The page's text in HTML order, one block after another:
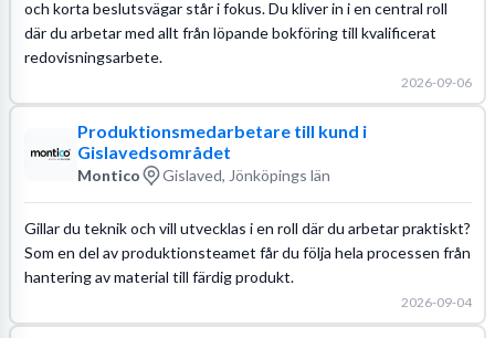
och korta beslutsvägar står i fokus. Du kliver in i en central roll
där du arbetar med allt från löpande bokföring till kvalificerat
redovisningsarbete.
2026-09-06
Produktionsmedarbetare till kund i
Gislavedsområdet
Montico Gislaved, Jönköpings län
Gillar du teknik och vill utvecklas i en roll där du arbetar praktiskt?
Som en del av produktionsteamet får du följa hela processen från
hantering av material till färdig produkt.
2026-09-04